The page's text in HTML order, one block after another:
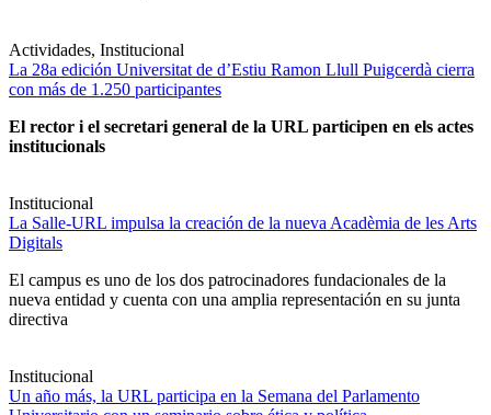
Actividades, Institucional
La 28a edición Universitat de d’Estiu Ramon Llull Puigcerdà cierra
con más de 1.250 participantes
El rector i el secretari general de la URL participen en els actes
institucionals
Institucional
La Salle-URL impulsa la creación de la nueva Acadèmia de les Arts
Digitals
El campus es uno de los dos patrocinadores fundacionales de la
nueva entidad y cuenta con una amplia representación en su junta
directiva
Institucional
Un año más, la URL participa en la Semana del Parlamento